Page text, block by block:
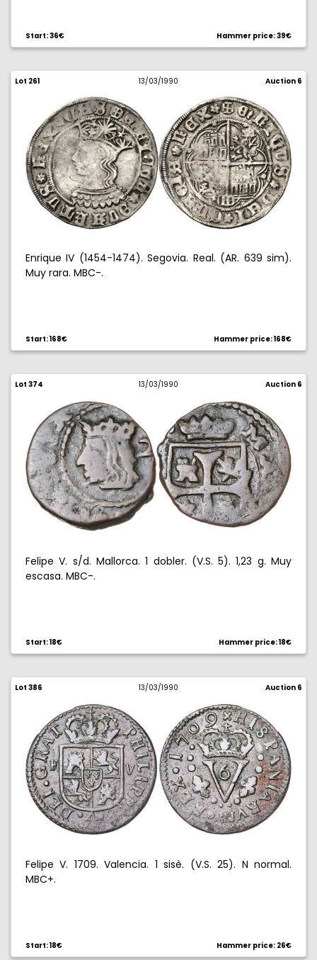
Start: 36€ Hammer price: 39€
Lot 261 13/03/1990 Auction 6
Enrique IV (1454-1474). Segovia. Real. (AR. 639 sim).
Muy rara. MBC-.
Start: 168€ Hammer price: 168€
Lot 374 13/03/1990 Auction 6
Felipe V. s/d. Mallorca. 1 dobler. (V.S. 5). 1,23 g. Muy
escasa. MBC-.
Start: 18€ Hammer price: 18€
Lot 386 13/03/1990 Auction 6
Felipe V. 1709. Valencia. 1 sisè. (V.S. 25). N normal.
MBC+.
Start: 18€ Hammer price: 26€